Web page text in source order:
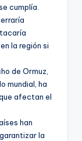
cumplía.
la región si
de Ormuz,
mundial, ha
afectan el
han
la